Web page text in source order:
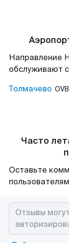
Направление
обслуживают
Толмачево OVB
Часто
Оставьте